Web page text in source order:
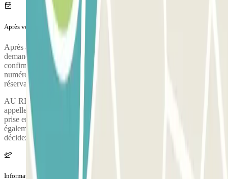
Après votre voyage
Après avoir récupéré vos bagages, appelez le parking pour
demander la prise en charge. Pendant l'appel, une personne vous
confirmera le point de rencontre à la terminal de l'aéroport. Le
numéro de téléphone du parking vous sera fourni une fois la
réservation effectuée.
AU RETOUR : 1. Appel de notification : - A l'atterrissage, le client
appelle le numéro de téléphone de contact indiqué et le point de
prise en charge sera fixé en fonction du terminal. *Le parking offre
également un service de voiturier gratuit à votre retour si vous
décidez de laisser les clés à l'arrivée.
Information complémentaire